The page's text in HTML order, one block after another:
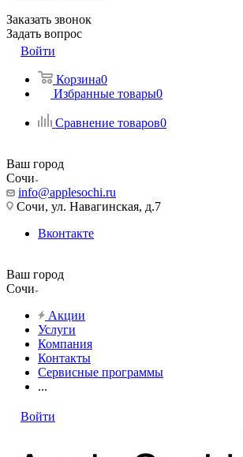
Заказать звонок
Задать вопрос
Войти
Корзина0
Избранные товары0
Сравнение товаров0
Ваш город
Сочи
info@applesochi.ru
Сочи, ул. Навагинская, д.7
Вконтакте
Ваш город
Сочи
Акции
Услуги
Компания
Контакты
Сервисные программы
...
Войти